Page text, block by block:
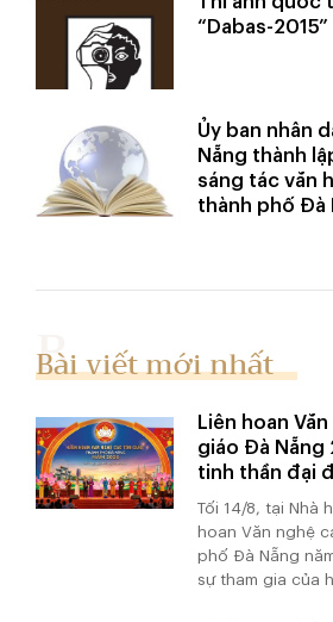
“Dabas-
Ủy ban nhân
Nẵng thành
sáng tác văn
thành phố Đà
Bài viết mới nhất
Liên hoan
giáo Đà Nẵng
tinh thần đại
Tối 14/8, tại Nhà
hoan Văn nghệ
phố Đà Nẵng
sự tham gia của